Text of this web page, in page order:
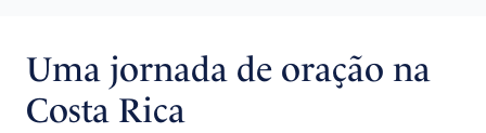
Uma jornada de oração na
Costa Rica